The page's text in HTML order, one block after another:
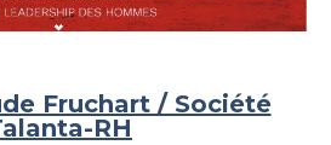
Fruchart / Société
RH